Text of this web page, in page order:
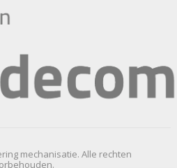
mechanisatie. Alle rechten